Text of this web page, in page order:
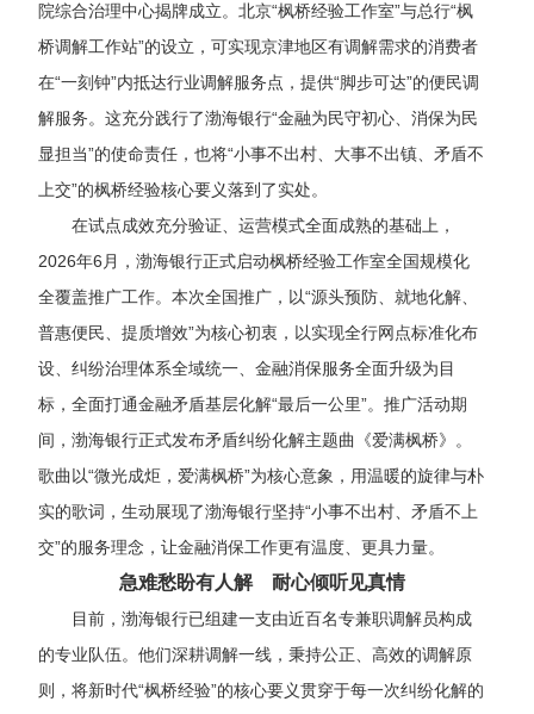
院综合治理中心揭牌成立。北京“枫桥经验工作室”与总行“枫
桥调解工作站”的设立，可实现京津地区有调解需求的消费者
在“一刻钟”内抵达行业调解服务点，提供“脚步可达”的便民调
解服务。这充分践行了渤海银行“金融为民守初心、消保为民
显担当”的使命责任，也将“小事不出村、大事不出镇、矛盾不
上交”的枫桥经验核心要义落到了实处。
在试点成效充分验证、运营模式全面成熟的基础上，
2026年6月，渤海银行正式启动枫桥经验工作室全国规模化
全覆盖推广工作。本次全国推广，以“源头预防、就地化解、
普惠便民、提质增效”为核心初衷，以实现全行网点标准化布
设、纠纷治理体系全域统一、金融消保服务全面升级为目
标，全面打通金融矛盾基层化解“最后一公里”。 推广活动期
间，渤海银行正式发布矛盾纠纷化解主题曲《爱满枫桥》。
歌曲以“微光成炬，爱满枫桥”为核心意象，用温暖的旋律与朴
实的歌词，生动展现了渤海银行坚持“小事不出村、矛盾不上
交”的服务理念，让金融消保工作更有温度、更具力量。
急难愁盼有人解 耐心倾听见真情
目前，渤海银行已组建一支由近百名专兼职调解员构成
的专业队伍。他们深耕调解一线，秉持公正、高效的调解原
则，将新时代“枫桥经验”的核心要义贯穿于每一次纠纷化解的